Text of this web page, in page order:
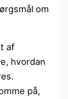
om
af
hvordan
på,